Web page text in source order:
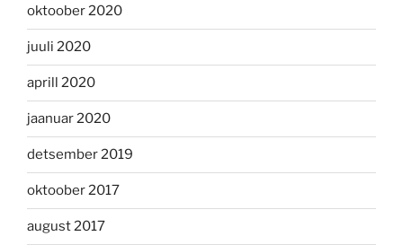
oktoober 2020
juuli 2020
aprill 2020
jaanuar 2020
detsember 2019
oktoober 2017
august 2017